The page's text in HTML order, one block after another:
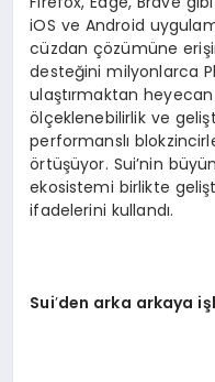
iOS ve Android
cüzdan çözümüne
desteğini milyonlarca
ulaştırmaktan heyecan
ölçeklenebilirlik ve
performanslı
örtüşüyor. Sui’nin
ekosistemi birlikte
ifadelerini kullandı.
Sui’den arka arkaya